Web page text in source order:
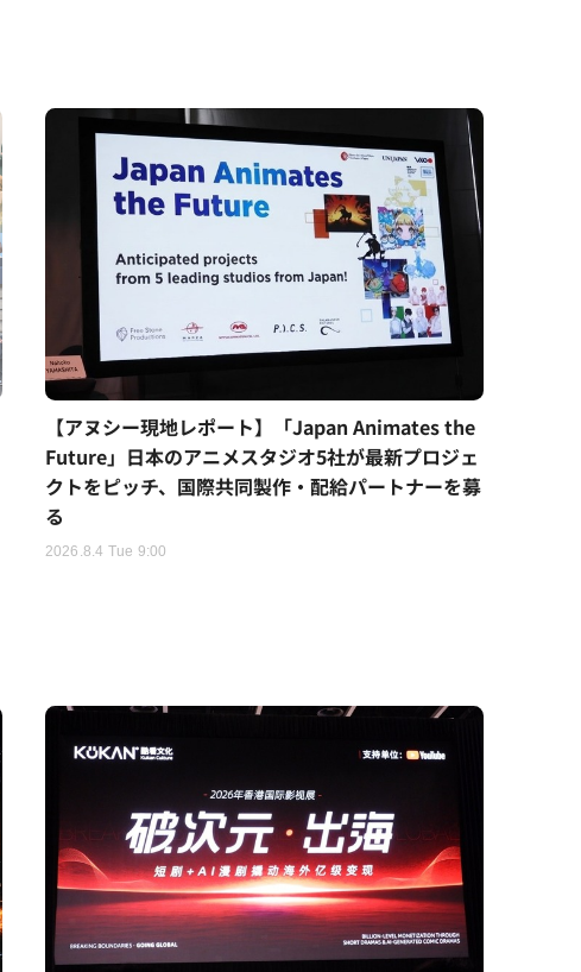
【アヌシー現地レポート】「Japan Animates the
Future」日本のアニメスタジオ5社が最新プロジェ
クトをピッチ、国際共同製作・配給パートナーを募
る
2026.8.4 Tue 9:00